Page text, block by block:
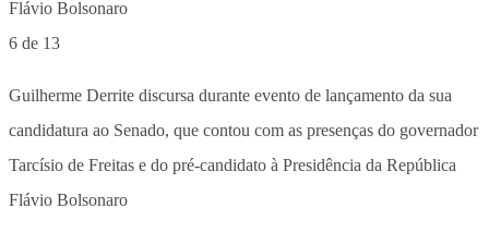
6 de 13
Guilherme Derrite discursa durante evento de lançamento da sua
candidatura ao Senado, que contou com as presenças do governador
Tarcísio de Freitas e do pré-candidato à Presidência da República
Flávio Bolsonaro